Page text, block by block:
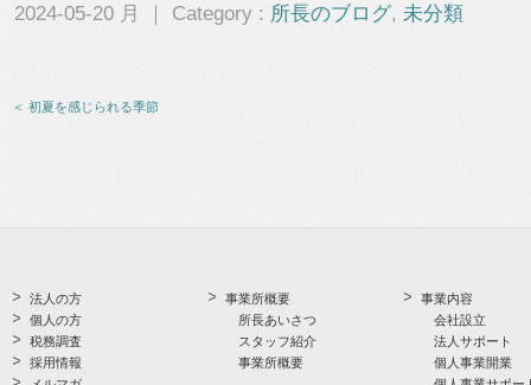
2024-05-20 月 ｜ Category : 所長のブログ, 未分類
＜ 初夏を感じられる季節
法人の方
個人の方
税務調査
採用情報
事業所概要
所長あいさつ
スタッフ紹介
事業所概要
事業内容
会社設立
法人サポート
個人事業開業